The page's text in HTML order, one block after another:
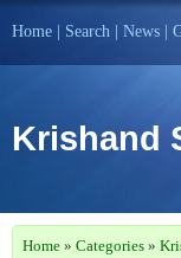
Home Search News
Krishand
Home » Categories »